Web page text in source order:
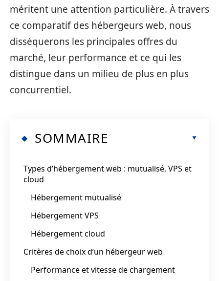
méritent une attention particulière. À travers
ce comparatif des hébergeurs web, nous
disséquerons les principales offres du
marché, leur performance et ce qui les
distingue dans un milieu de plus en plus
concurrentiel.
SOMMAIRE
Types d’hébergement web : mutualisé, VPS et
cloud
Hébergement mutualisé
Hébergement VPS
Hébergement cloud
Critères de choix d’un hébergeur web
Performance et vitesse de chargement